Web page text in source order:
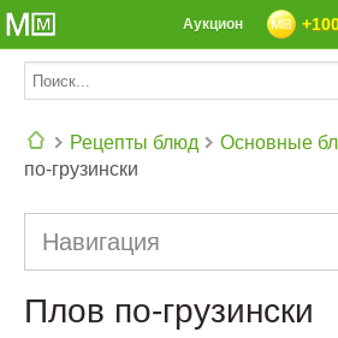
Аукцион
Рецепты блюд Основные
по-грузински
Навигация
Плов по-грузински